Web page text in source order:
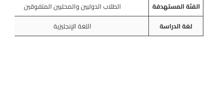
الفئة المستهدفة
الطلاب الدوليين والمحليين المتفوقين
لغة الدراسة
اللغة الإنجليزية